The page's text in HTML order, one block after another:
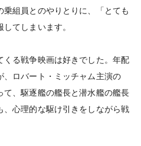
組員とのやりとりに、「とても
てしまいます。
る戦争映画は好きでした。年配
、ロバート・ミッチャム主演の
て、駆逐艦の艦長と潜水艦の艦長
心理的な駆け引きをしながら戦